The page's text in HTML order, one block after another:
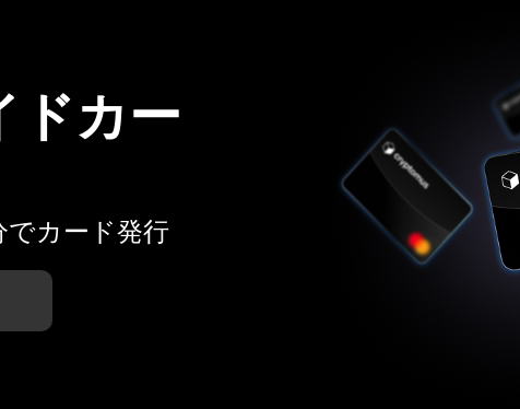
ドカー
でカード発行